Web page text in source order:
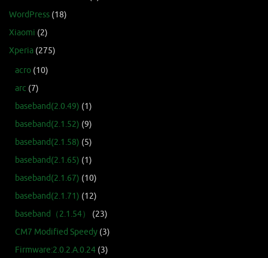
WordPress (18)
Xiaomi (2)
Xperia (275)
acro (10)
arc (7)
baseband(2.0.49) (1)
baseband(2.1.52) (9)
baseband(2.1.58) (5)
baseband(2.1.65) (1)
baseband(2.1.67) (10)
baseband(2.1.71) (12)
baseband（2.1.54）
(23)
CM7 Modified Speedy (3)
Firmware:2.0.2.A.0.24 (3)